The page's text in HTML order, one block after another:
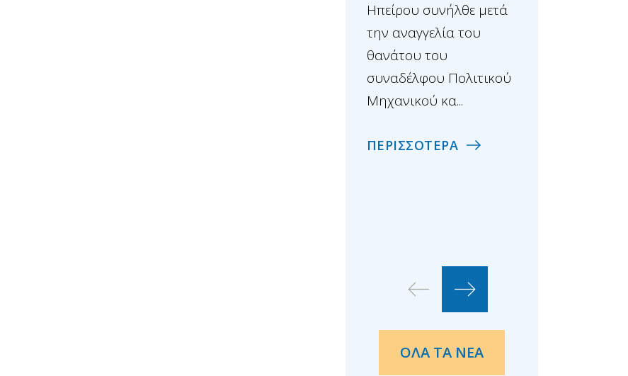
Ηπείρου συνήλθε μετά
την αναγγελία του
θανάτου του
συναδέλφου Πολιτικού
Μηχανικού κα...
ΠΕΡΙΣΣΟΤΕΡΑ
ΟΛΑ ΤΑ ΝΕΑ